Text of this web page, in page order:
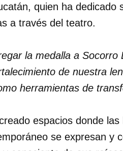
quien ha
a través del teatro.
la medalla a
de nuestra
herramientas de
espacios donde
se expresan y